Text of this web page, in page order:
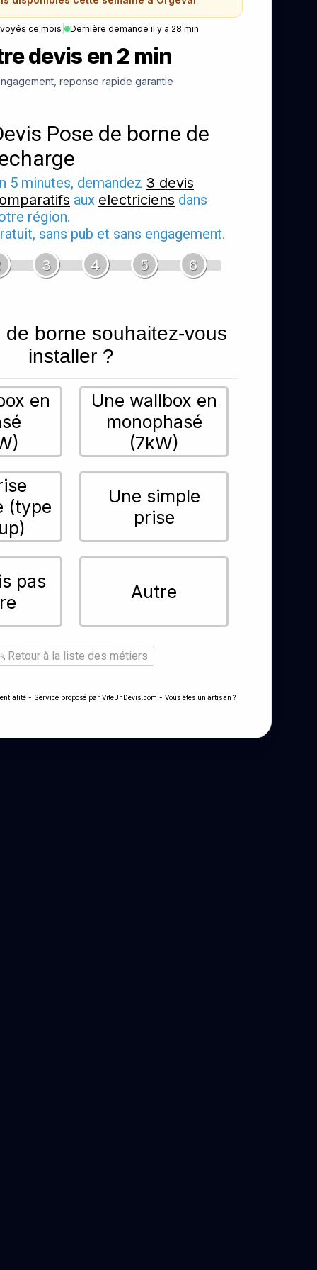
ce mois Dernière demande il y a 28 min
devis en 2 min
reponse rapide garantie
Pose de borne de
5 minutes, demandez 3 devis
aux electriciens dans
région.
sans pub et sans engagement.
3 4 5 6
de borne souhaitez-vous
installer ?
en
Une wallbox en
monophasé
(7kW)
(type
Une simple
prise
pas
Autre
Retour à la liste des métiers
- Service proposé par ViteUnDevis.com - Vous êtes un artisan ?